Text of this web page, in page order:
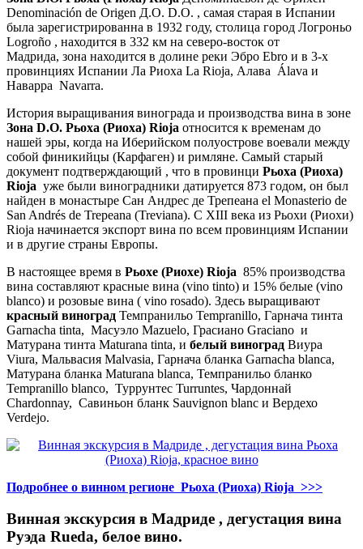
Denominación de Origen Д.О. D.O. , самая старая в Испании
была зарегистрированна в 1932 году, столица город Логроньо
Logroño , находится в 332 км на северо-восток от
Мадрида, зона находится в долине реки Эбро Ebro и в 3-х
провинциях Испании Ла Риоха La Rioja, Алава Álava и
Наварра Navarra.
История выращивания винограда и производства вина в зоне
Зона D.O. Рьоха (Риоха) Rioja относится к временам до
нашей эры, когда на Иберийском полуострове воевали между
собой финикийцы (Карфаген) и римляне. Самый старый
документ подтверждающий , что в провинци Рьоха (Риоха)
Rioja уже были виноградники датируется 873 годом, он был
найден в монастыре Сан Андрес де Трепеана el Monasterio de
San Andrés de Trepeana (Treviana). С XIII века из Рьохи (Риохи)
Rioja начинается экспорт вина по всем провинциям Испании
и в другие страны Европы.
В настоящее время в Рьохе (Риохе) Rioja 85% производства
вина составляют красные вина (vino tinto) и 15% белые (vino
blanco) и розовые вина ( vino rosado). Здесь выращивают
красный виноград Темпранильо Tempranillo, Гарнача тинта
Garnacha tinta, Масуэло Mazuelo, Грасиано Graciano и
Матурана тинта Maturana tinta, и белый виноград Виура
Viura, Мальвасия Malvasia, Гарнача бланка Garnacha blanca,
Матурана бланка Maturana blanca, Темпранильо бланко
Tempranillo blanco, Туррунтес Turruntes, Чардоннай
Chardonnay, Савиньон бланк Sauvignon blanc и Вердехо
Verdejo.
Подробнее о винном регионе Рьоха (Риоха) Rioja >>>
Винная экскурсия в Мадриде , дегустация вина
Руэда Rueda, белое вино.